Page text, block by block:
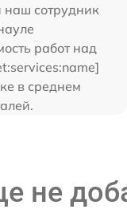
наш сотрудник
работ над
в среднем
не